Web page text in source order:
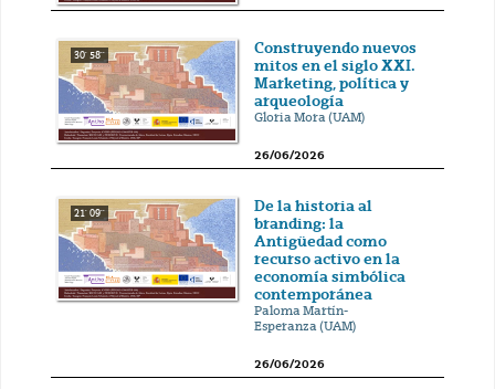
30' 58''
Construyendo nuevos
mitos en el siglo XXI.
Marketing, política y
arqueología
Gloria Mora (UAM)
26/06/2026
21' 09''
De la historia al
branding: la
Antigüedad como
recurso activo en la
economía simbólica
contemporánea
Paloma Martín-
Esperanza (UAM)
26/06/2026